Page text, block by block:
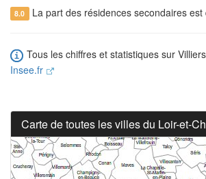
8.0 La part des résidences secondaires est
Tous les chiffres et statistiques sur
Insee.fr
Carte de toutes les villes du Loir-et-